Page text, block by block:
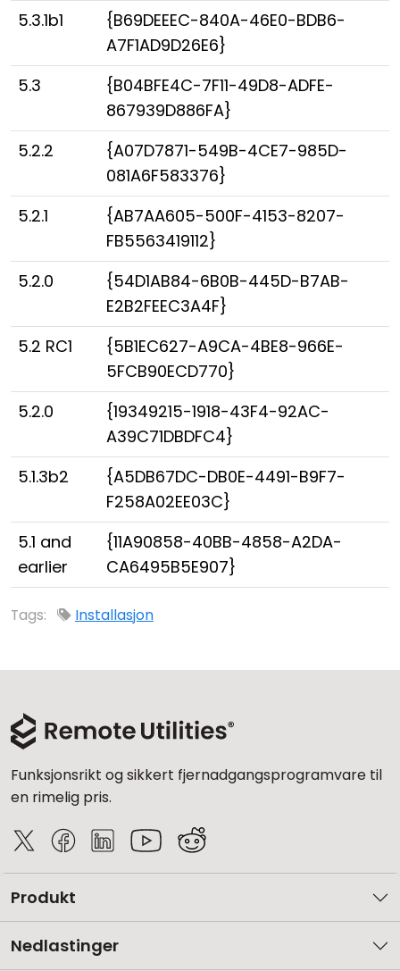
5.3.1b1
{B69DEEEC-840A-46E0-BDB6-
A7F1AD9D26E6}
5.3
{B04BFE4C-7F11-49D8-ADFE-
867939D886FA}
5.2.2
{A07D7871-549B-4CE7-985D-
081A6F583376}
5.2.1
{AB7AA605-500F-4153-8207-
FB5563419112}
5.2.0
{54D1AB84-6B0B-445D-B7AB-
E2B2FEEC3A4F}
5.2 RC1
{5B1EC627-A9CA-4BE8-966E-
5FCB90ECD770}
5.2.0
{19349215-1918-43F4-92AC-
A39C71DBDFC4}
5.1.3b2
{A5DB67DC-DB0E-4491-B9F7-
F258A02EE03C}
5.1 and
earlier
{11A90858-40BB-4858-A2DA-
CA6495B5E907}
Tags: Installasjon
Funksjonsrikt og sikkert fjernadgangsprogramvare til
en rimelig pris.
Produkt
Nedlastinger